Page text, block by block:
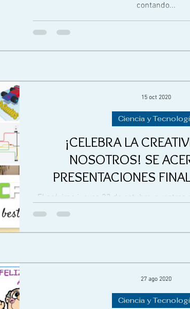
contando...
¡CELEBRA LA
NOSOTROS! SE
PRESENTACIONES
El próximo jueves 22 de octubre, nuestros
ante la comunidad sus proyectos STEM,
Ciencia y
15 oct 2020
Ciencia y
27 ago 2020